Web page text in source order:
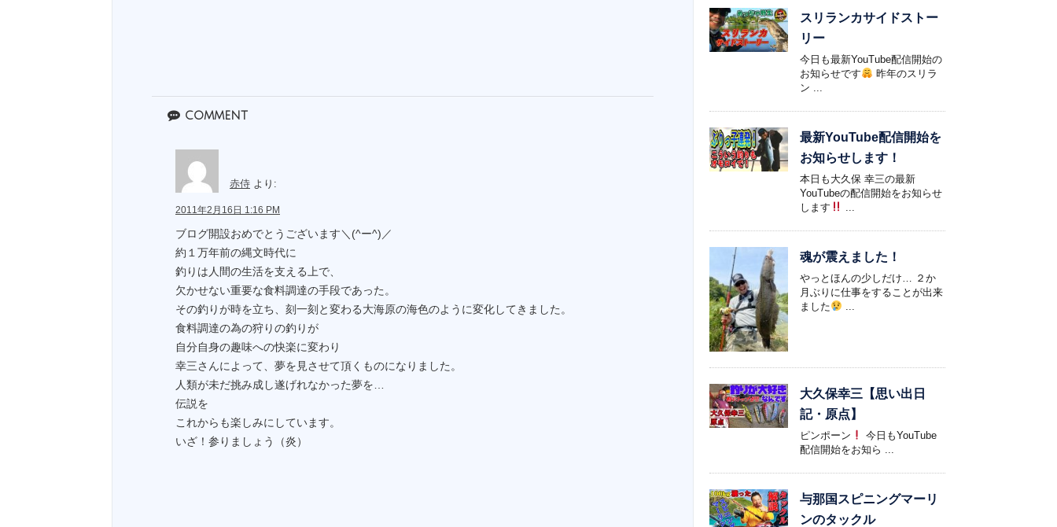
comment
赤侍 より:
2011年2月16日 1:16 PM
ブログ開設おめでとうございます＼(^ー^)／
約１万年前の縄文時代に
釣りは人間の生活を支える上で、
欠かせない重要な食料調達の手段であった。
その釣りが時を立ち、刻一刻と変わる大海原の海色のように変化してきました。
食料調達の為の狩りの釣りが
自分自身の趣味への快楽に変わり
幸三さんによって、夢を見させて頂くものになりました。
人類が未だ挑み成し遂げれなかった夢を…
伝説を
これからも楽しみにしています。
いざ！参りましょう（炎）
スリランカサイドストー
リー
今日も最新YouTube配信開始の
お知らせです
昨年のスリラ
ン ...
最新YouTube配信開始を
お知らせします！
本日も大久保 幸三の最新
YouTubeの配信開始をお知らせ
します
...
魂が震えました！
やっとほんの少しだけ… ２か
月ぶりに仕事をすることが出来
ました
...
大久保幸三【思い出日
記・原点】
ピンポーン
今日もYouTube
配信開始をお知ら ...
与那国スピニングマーリ
ンのタックル